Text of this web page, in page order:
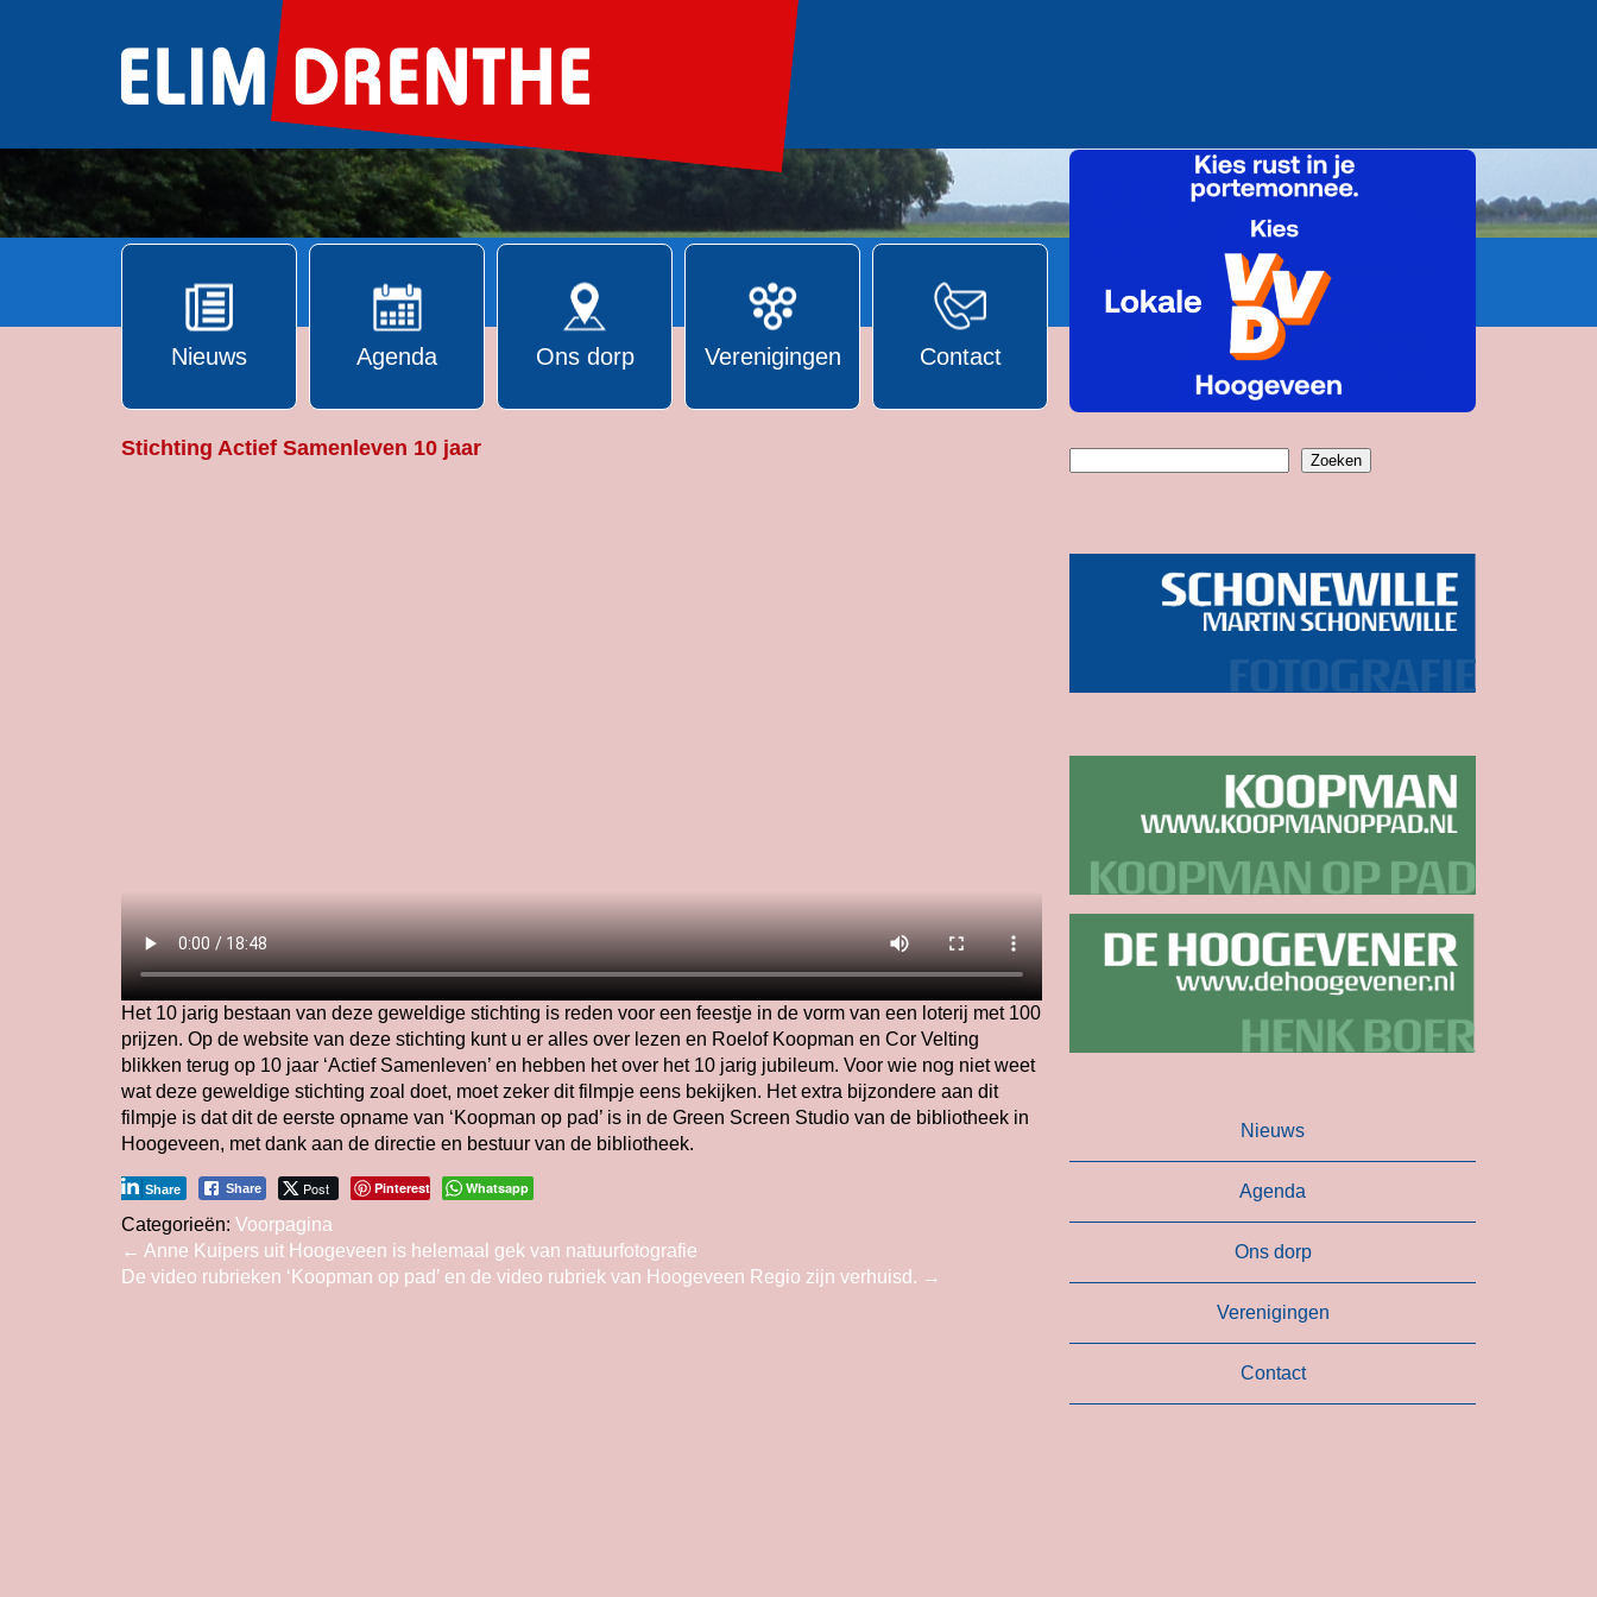
Nieuws Agenda Ons dorp Verenigingen Contact
Stichting Actief Samenleven 10 jaar
Het 10 jarig bestaan van deze geweldige stichting is reden voor een feestje in de vorm van een loterij met 100
prijzen. Op de website van deze stichting kunt u er alles over lezen en Roelof Koopman en Cor Velting
blikken terug op 10 jaar ‘Actief Samenleven’ en hebben het over het 10 jarig jubileum. Voor wie nog niet weet
wat deze geweldige stichting zoal doet, moet zeker dit filmpje eens bekijken. Het extra bijzondere aan dit
filmpje is dat dit de eerste opname van ‘Koopman op pad’ is in de Green Screen Studio van de bibliotheek in
Hoogeveen, met dank aan de directie en bestuur van de bibliotheek.
Share Post
Share Pinterest Whatsapp
Categorieën: Voorpagina
Bericht
navigatie
← Anne Kuipers uit Hoogeveen is helemaal gek van natuurfotografie
De video rubrieken ‘Koopman op pad’ en de video rubriek van Hoogeveen Regio zijn verhuisd. →
Zoeken
Nieuws
Agenda
Ons dorp
Verenigingen
Contact